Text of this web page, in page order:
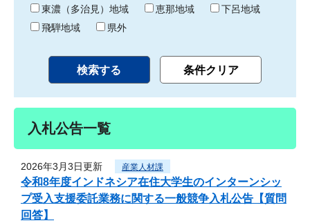
東濃（多治見）地域
恵那地域
下呂地域
飛騨地域
県外
入札公告一覧
2026年3月3日更新 産業人材課
令和8年度インドネシア在住大学生のインターンシッ
プ受入支援委託業務に関する一般競争入札公告【質問
回答】